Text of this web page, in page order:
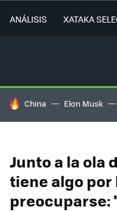
ANÁLISIS XATAKA
HOY SE HABLA DE
China Elon Musk
Junto a la ola
tiene algo por
preocuparse: